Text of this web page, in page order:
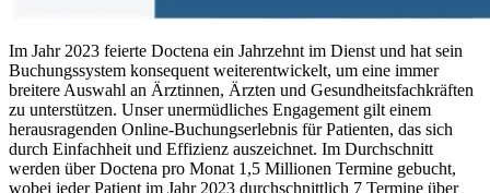
Im Jahr 2023 feierte Doctena ein Jahrzehnt im Dienst und hat sein
Buchungssystem konsequent weiterentwickelt, um eine immer
breitere Auswahl an Ärztinnen, Ärzten und Gesundheitsfachkräften
zu unterstützen. Unser unermüdliches Engagement gilt einem
herausragenden Online-Buchungserlebnis für Patienten, das sich
durch Einfachheit und Effizienz auszeichnet. Im Durchschnitt
werden über Doctena pro Monat 1,5 Millionen Termine gebucht,
wobei jeder Patient im Jahr 2023 durchschnittlich 7 Termine über